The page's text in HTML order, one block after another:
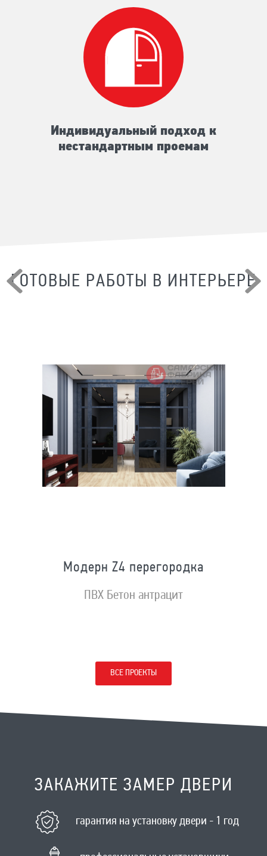
Индивидуальный подход к
нестандартным проемам
ГОТОВЫЕ РАБОТЫ В ИНТЕРЬЕРЕ
Модерн Z4 перегородка
ПВХ Бетон антрацит
ВСЕ ПРОЕКТЫ
ЗАКАЖИТЕ ЗАМЕР ДВЕРИ
гарантия на установку двери - 1 год